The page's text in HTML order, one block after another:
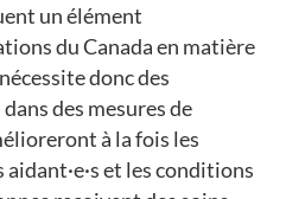
un élément
du Canada en matière
donc des
des mesures de
à la fois les
et les conditions